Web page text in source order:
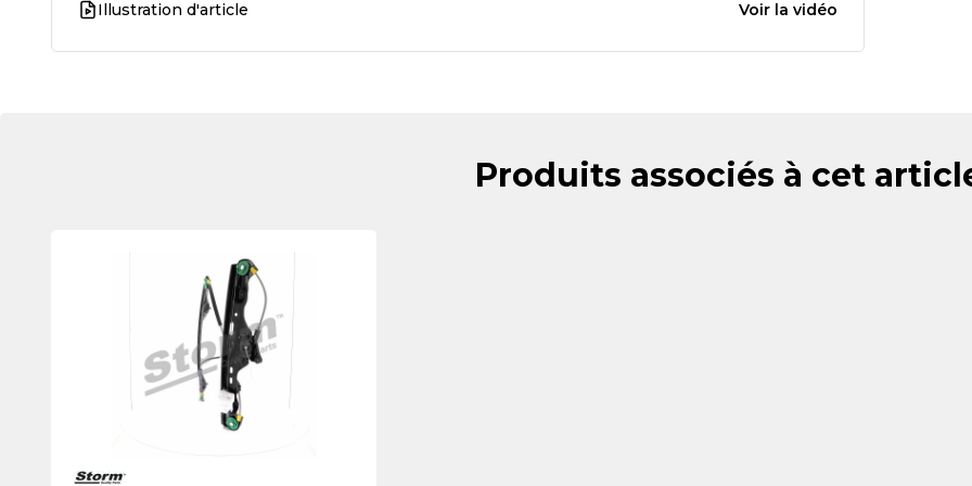
Illustration d'article Voir la vidéo
Produits associés à cet